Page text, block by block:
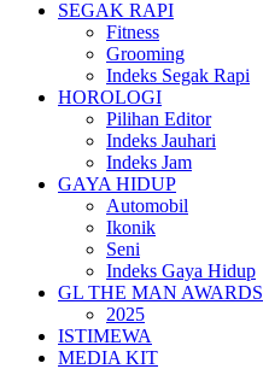
SEGAK RAPI
Fitness
Grooming
Indeks Segak Rapi
HOROLOGI
Pilihan Editor
Indeks Jauhari
Indeks Jam
GAYA HIDUP
Automobil
Ikonik
Seni
Indeks Gaya Hidup
GL THE MAN AWARDS
2025
ISTIMEWA
MEDIA KIT